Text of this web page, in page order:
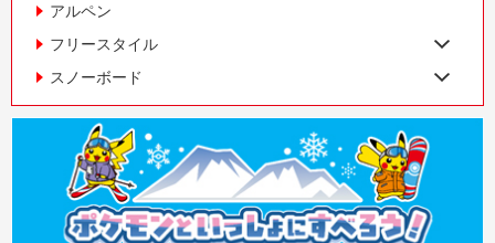
アルペン
フリースタイル
スノーボード